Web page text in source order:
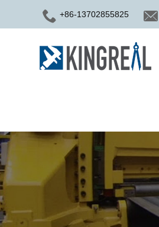
+86-13702855825